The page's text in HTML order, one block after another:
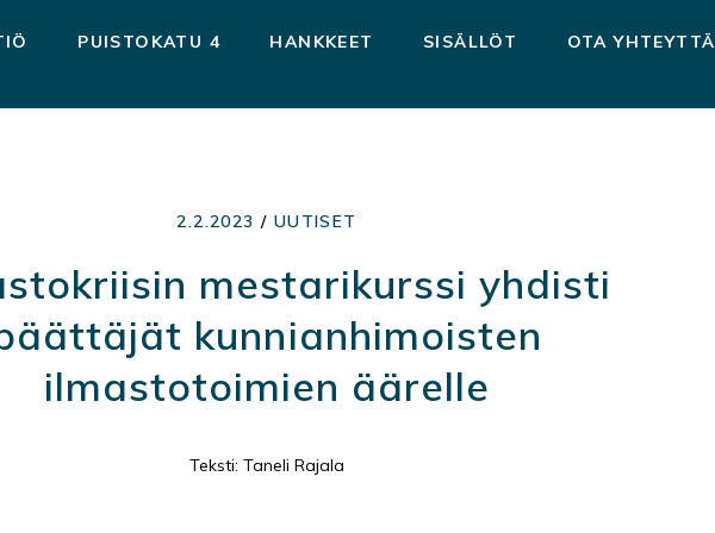
PUISTOKATU 4 HANKKEET SISÄLLÖT OTA YHTEYTTÄ
2.2.2023 / UUTISET
mestarikurssi yhdisti
kunnianhimoisten
ilmastotoimien äärelle
Teksti: Taneli Rajala